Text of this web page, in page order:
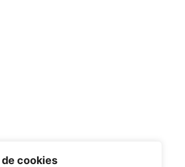
cookies
216 - Rio de Janeiro/RJ